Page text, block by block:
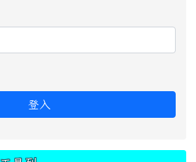
登入